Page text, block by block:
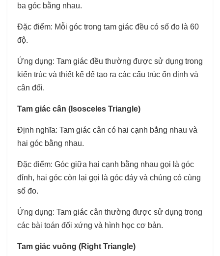
ba góc bằng nhau.
Đặc điểm: Mỗi góc trong tam giác đều có số đo là 60
độ.
Ứng dụng: Tam giác đều thường được sử dụng trong
kiến trúc và thiết kế để tạo ra các cấu trúc ổn định và
cân đối.
Tam giác cân (Isosceles Triangle)
Định nghĩa: Tam giác cân có hai cạnh bằng nhau và
hai góc bằng nhau.
Đặc điểm: Góc giữa hai cạnh bằng nhau gọi là góc
đỉnh, hai góc còn lại gọi là góc đáy và chúng có cùng
số đo.
Ứng dụng: Tam giác cân thường được sử dụng trong
các bài toán đối xứng và hình học cơ bản.
Tam giác vuông (Right Triangle)